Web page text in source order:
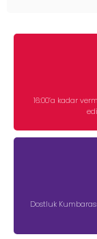
16:00’a kadar
Dostluk